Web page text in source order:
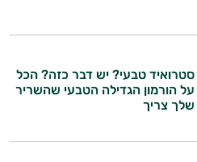
סטרואיד טבעי? יש דבר כזה? הכל
על הורמון הגדילה הטבעי שהשריר
שלך צריך